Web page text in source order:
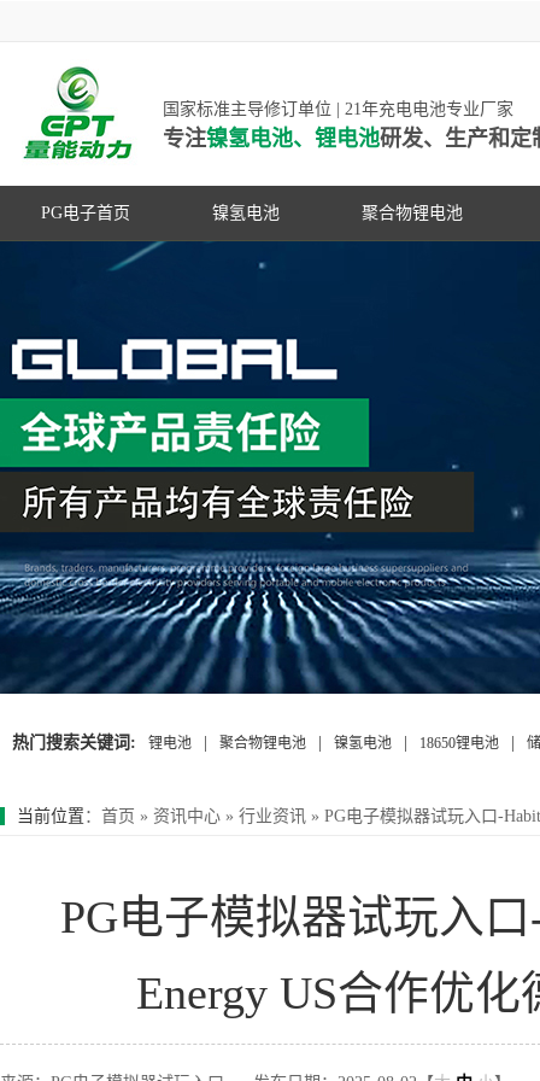
国家标准主导修订单位 | 21年充电电池专业厂家
专注镍氢电池、锂电池研发、生产和定
PG电子首页 镍氢电池 聚合物锂电池
高容量镍氢电池
超低自放电镍氢电池
动力镍氢电池
常规镍氢电池
PG游戏官网是镍氢电池国家标准主导
修订单位，并参与多项锂电池行业国
家标准的制定
热门搜索关键词: 锂电池 聚合物锂电池 镍氢电池 18650锂电池
当前位置 ： 首页 » 资讯中心 » 行业资讯 » PG电子模拟器试玩入口-
PG电子模拟器试玩入口
Energy US合作优